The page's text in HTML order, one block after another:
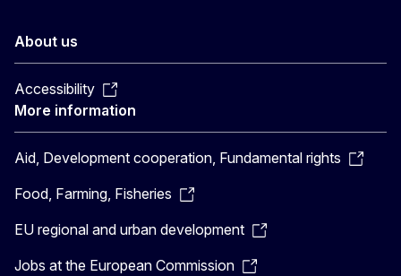
About us
Accessibility
More information
Aid, Development cooperation, Fundamental rights
Food, Farming, Fisheries
EU regional and urban development
Jobs at the European Commission